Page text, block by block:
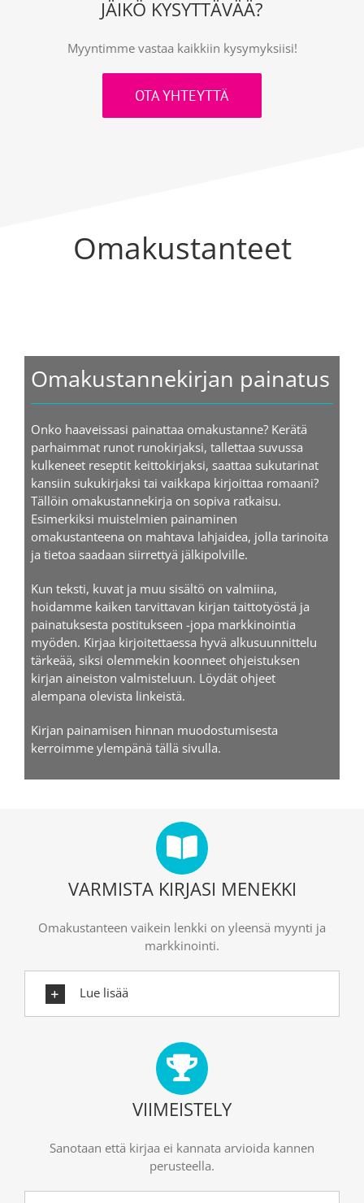
JÄIKÖ KYSYTTÄVÄÄ?
Myyntimme vastaa kaikkiin kysymyksiisi!
OTA YHTEYTTÄ
Omakustanteet
Omakustannekirjan painatus
Onko haaveissasi painattaa omakustanne? Kerätä
parhaimmat runot runokirjaksi, tallettaa suvussa
kulkeneet reseptit keittokirjaksi, saattaa sukutarinat
kansiin sukukirjaksi tai vaikkapa kirjoittaa romaani?
Tällöin omakustannekirja on sopiva ratkaisu.
Esimerkiksi muistelmien painaminen
omakustanteena on mahtava lahjaidea, jolla tarinoita
ja tietoa saadaan siirrettyä jälkipolville.
Kun teksti, kuvat ja muu sisältö on valmiina,
hoidamme kaiken tarvittavan kirjan taittotyöstä ja
painatuksesta postitukseen -jopa markkinointia
myöden. Kirjaa kirjoitettaessa hyvä alkusuunnittelu
tärkeää, siksi olemmekin koonneet ohjeistuksen
kirjan aineiston valmisteluun. Löydät ohjeet
alempana olevista linkeistä.
Kirjan painamisen hinnan muodostumisesta
kerroimme ylempänä tällä sivulla.
VARMISTA KIRJASI MENEKKI
Omakustanteen vaikein lenkki on yleensä myynti ja
markkinointi.
Lue lisää
VIIMEISTELY
Sanotaan että kirjaa ei kannata arvioida kannen
perusteella.